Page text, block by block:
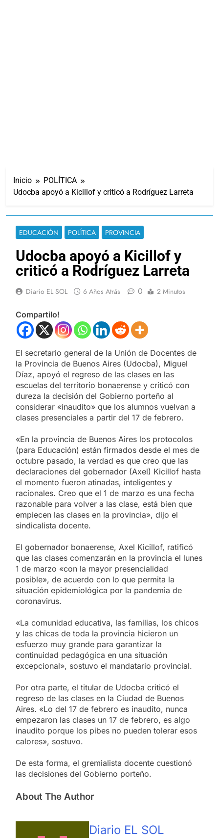
Inicio
POLÍTICA
Udocba apoyó a Kicillof y criticó a Rodríguez Larreta
EDUCACIÓN POLÍTICA PROVINCIA
Udocba apoyó a Kicillof y
criticó a Rodríguez Larreta
Diario EL SOL 6 Años Atrás 0 2 Minutos
Compartilo!
El secretario general de la Unión de Docentes de
la Provincia de Buenos Aires (Udocba), Miguel
Díaz, apoyó el regreso de las clases en las
escuelas del territorio bonaerense y criticó con
dureza la decisión del Gobierno porteño al
considerar «inaudito» que los alumnos vuelvan a
clases presenciales a partir del 17 de febrero.
«En la provincia de Buenos Aires los protocolos
(para Educación) están firmados desde el mes de
octubre pasado, la verdad es que creo que las
declaraciones del gobernador (Axel) Kicillof hasta
el momento fueron atinadas, inteligentes y
racionales. Creo que el 1 de marzo es una fecha
razonable para volver a las clase, está bien que
empiecen las clases en la provincia», dijo el
sindicalista docente.
El gobernador bonaerense, Axel Kicillof, ratificó
que las clases comenzarán en la provincia el lunes
1 de marzo «con la mayor presencialidad
posible», de acuerdo con lo que permita la
situación epidemiológica por la pandemia de
coronavirus.
«La comunidad educativa, las familias, los chicos
y las chicas de toda la provincia hicieron un
esfuerzo muy grande para garantizar la
continuidad pedagógica en una situación
excepcional», sostuvo el mandatario provincial.
Por otra parte, el titular de Udocba criticó el
regreso de las clases en la Ciudad de Buenos
Aires. «Lo del 17 de febrero es inaudito, nunca
empezaron las clases un 17 de febrero, es algo
inaudito porque los pibes no pueden tolerar esos
calores», sostuvo.
De esta forma, el gremialista docente cuestionó
las decisiones del Gobierno porteño.
About The Author
Diario EL SOL